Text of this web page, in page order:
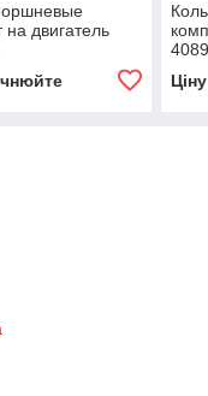
на двигатель